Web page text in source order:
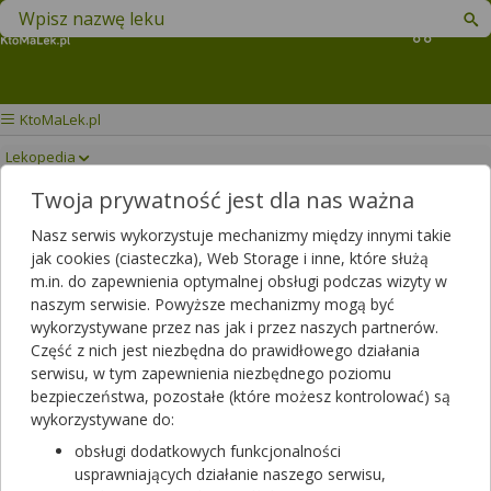
Koszyk
Znajdź lek w swojej okolicy
KtoMaLek.pl
Lekopedia
TEGADERM Drukuj/Zapisz
Plast.TEGADERM 15x20cm 1628 jałowe
Twoja prywatność jest dla nas ważna
Nasz serwis wykorzystuje mechanizmy między innymi takie
jak cookies (ciasteczka), Web Storage i inne, które służą
m.in. do zapewnienia optymalnej obsługi podczas wizyty w
naszym serwisie. Powyższe mechanizmy mogą być
wykorzystywane przez nas jak i przez naszych partnerów.
Część z nich jest niezbędna do prawidłowego działania
serwisu, w tym zapewnienia niezbędnego poziomu
bezpieczeństwa, pozostałe (które możesz kontrolować) są
wykorzystywane do:
obsługi dodatkowych funkcjonalności
usprawniających działanie naszego serwisu,